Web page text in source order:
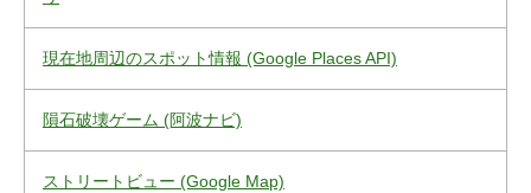
現在地周辺のスポット情報 (Google Places API)
隕石破壊ゲーム (阿波ナビ)
ストリートビュー (Google Map)